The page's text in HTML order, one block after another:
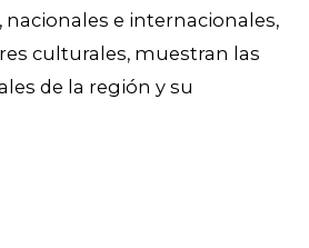
nacionales e internacionales,
culturales, muestran las
de la región y su